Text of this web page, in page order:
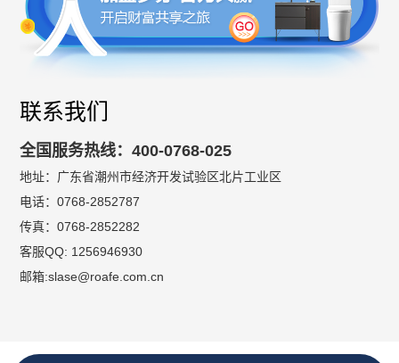
联系我们
全国服务热线：400-0768-025
地址：广东省潮州市经济开发试验区北片工业区
电话：0768-2852787
传真：0768-2852282
客服QQ: 1256946930
邮箱:slase@roafe.com.cn